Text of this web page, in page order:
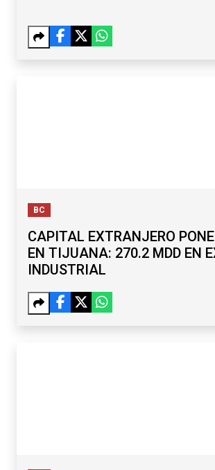
BC
CAPITAL EXTRANJERO
EN TIJUANA: 270.2 MDD EN
INDUSTRIAL